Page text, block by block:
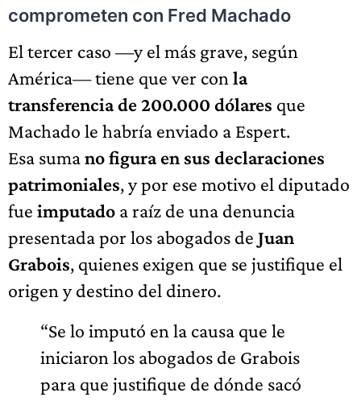
comprometen con Fred Machado
El tercer caso —y el más grave, según
América— tiene que ver con la
transferencia de 200.000 dólares que
Machado le habría enviado a Espert.
Esa sumano figura en sus declaraciones
patrimoniales, y por ese motivo el diputado
fue imputado a raíz de una denuncia
presentada por los abogados de Juan
Grabois, quienes exigen que se justifique el
origen y destino del dinero.
“Se lo imputó en la causa que le
iniciaron los abogados de Grabois
para que justifique de dónde sacó